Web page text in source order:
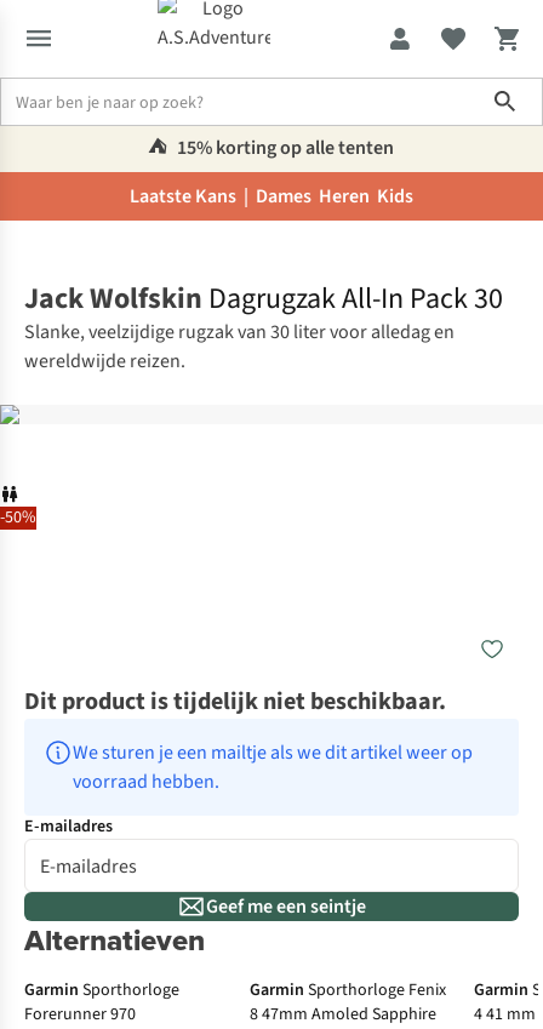
⛺️ 15% korting op alle tenten
Laatste Kans | Dames Heren Kids
-50%
Jack Wolfskin Dagrugzak All-In Pack 30
Slanke, veelzijdige rugzak van 30 liter voor alledag en
wereldwijde reizen.
Dit product is tijdelijk niet beschikbaar.
We sturen je een mailtje als we dit artikel weer op
voorraad hebben.
E-mailadres
Geef me een seintje
Alternatieven
Garmin Sporthorloge
Forerunner 970
Garmin Sporthorloge Fenix
8 47mm Amoled Sapphire
Garmin
4 41 mm